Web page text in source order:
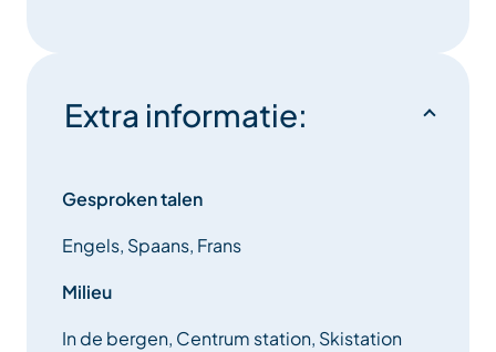
Extra informatie:
Gesproken talen
Engels, Spaans, Frans
Milieu
In de bergen, Centrum station, Skistation